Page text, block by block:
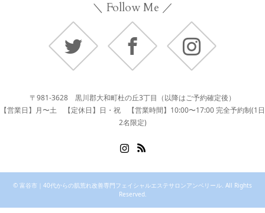
＼ Follow Me ／
Facebook Instagram
〒981-3628 黒川郡大和町杜の丘3丁目（以降はご予約確定後）
【営業日】月〜土 【定休日】日・祝 【営業時間】10:00〜17:00 完全予約制(1日
2名限定)
© 富谷市｜40代からの肌荒れ改善専門フェイシャルエステサロンアンベリール. All Rights
Reserved.